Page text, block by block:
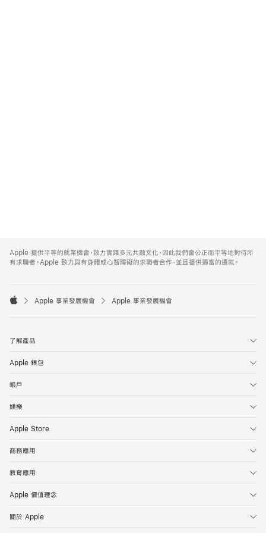
Footer
Apple 提供平等的就業機會，致力實踐多元共融文化，因此我們會公正而平等地對待所
有求職者。Apple 致力與有身體或心智障礙的求職者合作，並且提供適當的遷就。

Apple 事業發展機會 Apple 事業發展機會
了解產品
Apple 銀包
帳戶
娛樂
Apple Store
商務應用
教育應用
Apple 價值理念
關於 Apple